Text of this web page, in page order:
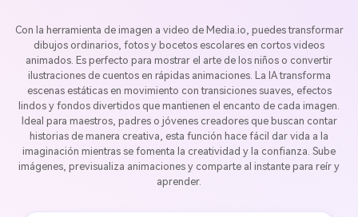
Con la herramienta de imagen a video de Media.io, puedes transformar
dibujos ordinarios, fotos y bocetos escolares en cortos videos
animados. Es perfecto para mostrar el arte de los niños o convertir
ilustraciones de cuentos en rápidas animaciones. La IA transforma
escenas estáticas en movimiento con transiciones suaves, efectos
lindos y fondos divertidos que mantienen el encanto de cada imagen.
Ideal para maestros, padres o jóvenes creadores que buscan contar
historias de manera creativa, esta función hace fácil dar vida a la
imaginación mientras se fomenta la creatividad y la confianza. Sube
imágenes, previsualiza animaciones y comparte al instante para reír y
aprender.